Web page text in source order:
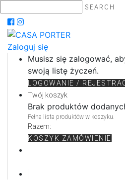
SEARCH
Zaloguj się
Musisz się zalogować,
swoją listę życzeń.
LOGOWANIE /
Twój koszyk
Brak produktów
Pełna lista produktów w koszyku.
Razem:
KOSZYK ZAMÓWIENIE